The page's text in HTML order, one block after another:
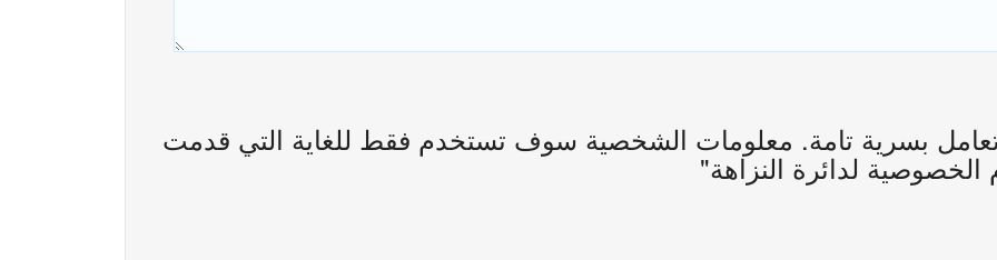
بسرية تامة. معلومات الشخصية سوف تستخدم فقط للغاية التي قدمت
لدائرة النزاهة"